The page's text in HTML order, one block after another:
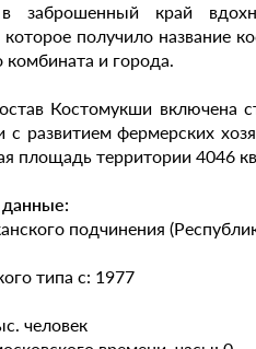
заброшенный край
получило название
комбината и города.
Костомукши включена
развитием фермерских
площадь территории 4046
данные:
подчинения
типа с: 1977
человек